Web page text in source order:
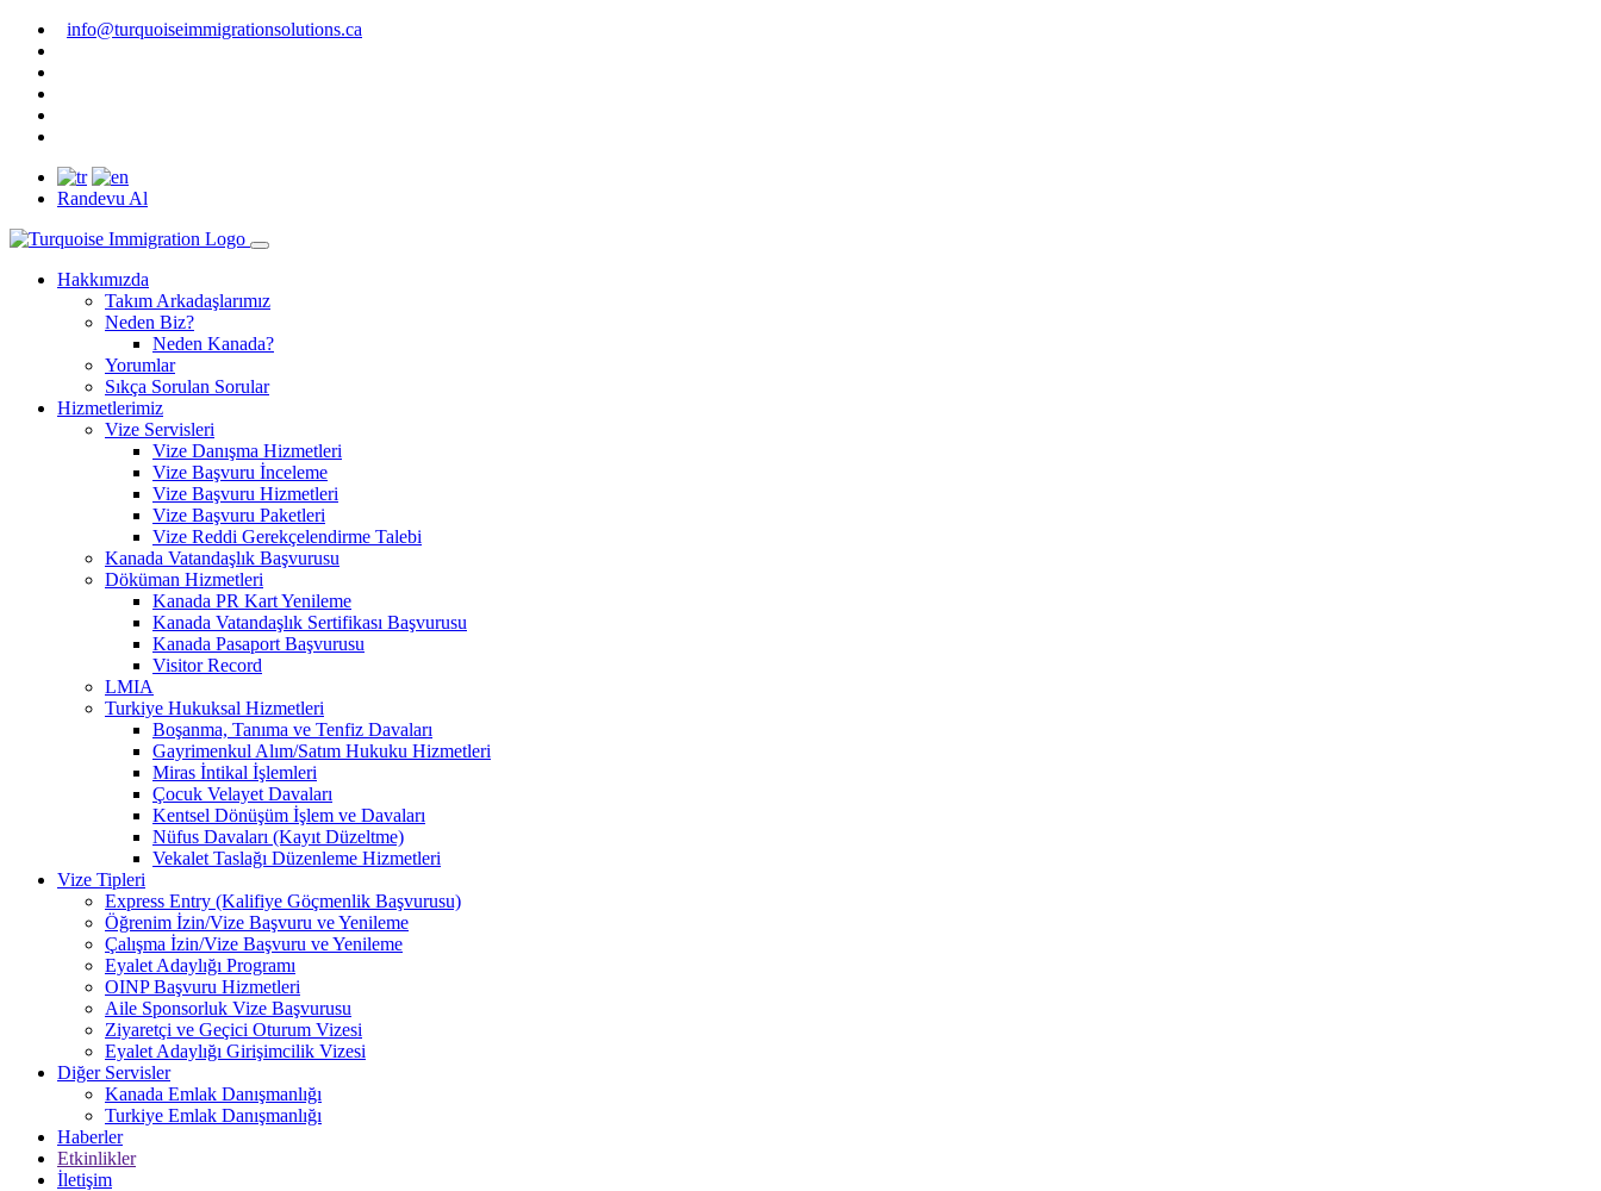
info@turquoiseimmigrationsolutions.ca
Randevu Al
Hakkımızda
Takım Arkadaşlarımız
Neden Biz?
Neden Kanada?
Yorumlar
Sıkça Sorulan Sorular
Hizmetlerimiz
Vize Servisleri
Vize Danışma Hizmetleri
Vize Başvuru İnceleme
Vize Başvuru Hizmetleri
Vize Başvuru Paketleri
Vize Reddi Gerekçelendirme Talebi
Kanada Vatandaşlık Başvurusu
Döküman Hizmetleri
Kanada PR Kart Yenileme
Kanada Vatandaşlık Sertifikası Başvurusu
Kanada Pasaport Başvurusu
Visitor Record
LMIA
Turkiye Hukuksal Hizmetleri
Boşanma, Tanıma ve Tenfiz Davaları
Gayrimenkul Alım/Satım Hukuku Hizmetleri
Miras İntikal İşlemleri
Çocuk Velayet Davaları
Kentsel Dönüşüm İşlem ve Davaları
Nüfus Davaları (Kayıt Düzeltme)
Vekalet Taslağı Düzenleme Hizmetleri
Vize Tipleri
Express Entry (Kalifiye Göçmenlik Başvurusu)
Öğrenim İzin/Vize Başvuru ve Yenileme
Çalışma İzin/Vize Başvuru ve Yenileme
Eyalet Adaylığı Programı
OINP Başvuru Hizmetleri
Aile Sponsorluk Vize Başvurusu
Ziyaretçi ve Geçici Oturum Vizesi
Eyalet Adaylığı Girişimcilik Vizesi
Diğer Servisler
Kanada Emlak Danışmanlığı
Turkiye Emlak Danışmanlığı
Haberler
Etkinlikler
İletişim